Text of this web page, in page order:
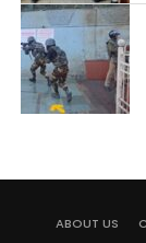
ABOUT US